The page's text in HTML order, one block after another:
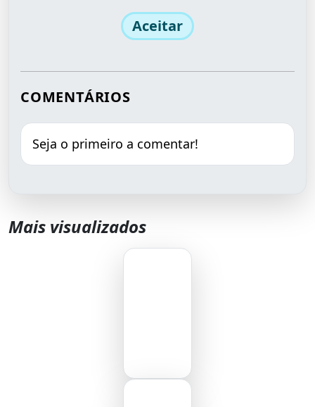
Aceitar
COMENTÁRIOS
Seja o primeiro a comentar!
Mais visualizados